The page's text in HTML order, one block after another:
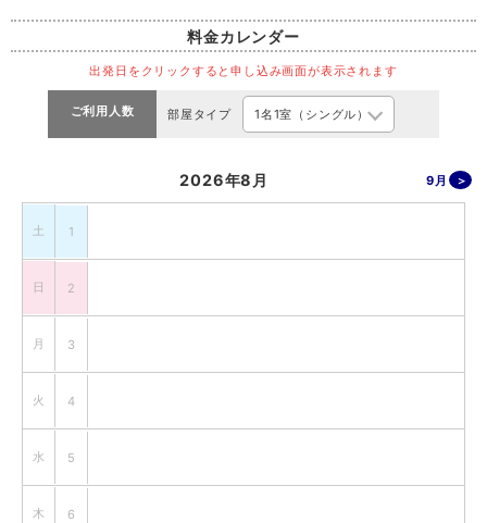
料金カレンダー
出発日をクリックすると申し込み画面が表示されます
ご利用人数 部屋タイプ
2026年8月 9月
土 1
日 2
月 3
火 4
水 5
木 6